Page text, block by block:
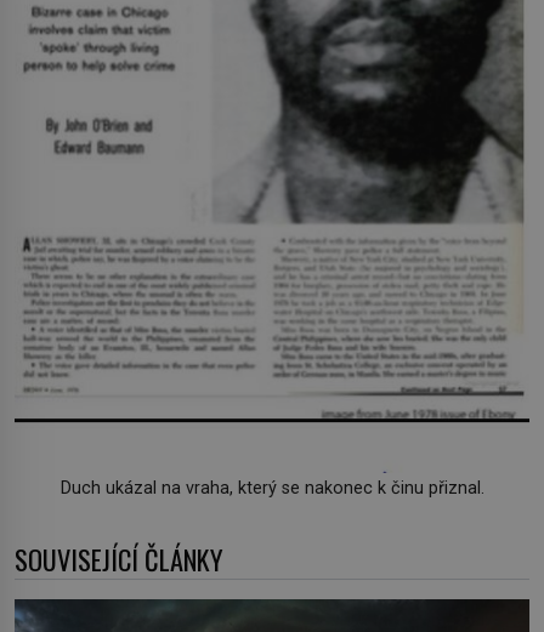
Duch ukázal na vraha, který se nakonec k činu přiznal.
SOUVISEJÍCÍ ČLÁNKY